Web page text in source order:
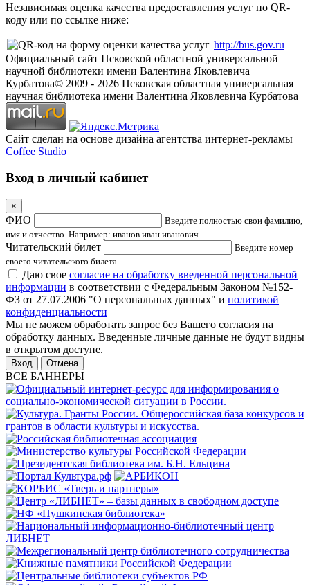
Независимая оценка качества предоставления услуг по QR-
коду или по ссылке ниже:
http://bus.gov.ru
Официальный сайт Псковской областной универсальной
научной библиотеки имени Валентина Яковлевича
Курбатова© 2009 - 2026 Псковская областная универсальная
научная библиотека имени Валентина Яковлевича Курбатова
Сайт сделан на основе дизайна агентства интернет-рекламы
Coffee Studio
Вход в личный кабинет
×
ФИО
Введите полностью свои фамилию,
имя и отчество. Например: иванов иван иванович
Читательский билет
Введите номер
своего читательского билета.
Даю свое согласие на обработку введенной персональной
информации в соответствии с Федеральным Законом №152-
ФЗ от 27.07.2006 "О персональных данных" и политикой
конфиденциальности
Мы не можем обработать запрос без Вашего согласия на
обработку данных. Введенные личные данные не будут видны
в открытом доступе.
Отмена
ВСЕ БАННЕРЫ